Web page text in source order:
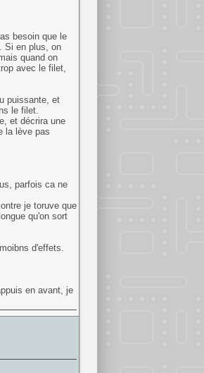
besoin que le
Si en plus, on
quand on
avec le filet,
puissante, et
le filet.
et décrira une
la lève pas
parfois ca ne
je toruve que
qu'on sort
d'effets.
en avant, je